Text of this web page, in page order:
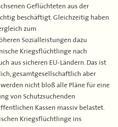
Geflüchteten aus der
beschäftigt. Gleichzeitig haben
zum
Sozialleistungen dazu
Kriegsflüchtlinge nach
aus sicheren EU-Ländern. Das ist
gesamtgesellschaftlich aber
nicht bloß alle Pläne für eine
von Schutzsuchenden
Kassen massiv belastet.
Kriegsflüchtlinge ins